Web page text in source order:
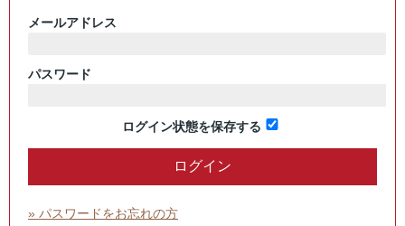
メールアドレス
パスワード
ログイン状態を保存する
» パスワードをお忘れの方